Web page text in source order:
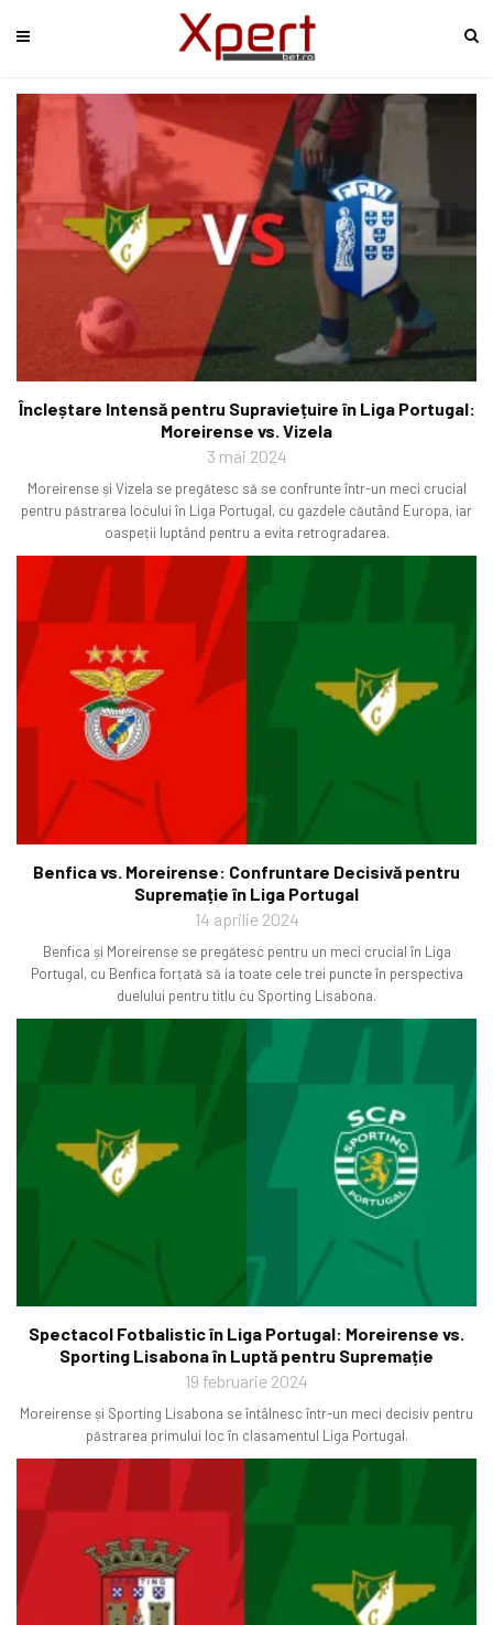
Încleștare Intensă pentru Supraviețuire în Liga Portugal:
Moreirense vs. Vizela
3 mai 2024
Moreirense și Vizela se pregătesc să se confrunte într-un meci crucial
pentru păstrarea locului în Liga Portugal, cu gazdele căutând Europa, iar
oaspeții luptând pentru a evita retrogradarea.
Benfica vs. Moreirense: Confruntare Decisivă pentru
Supremație în Liga Portugal
14 aprilie 2024
Benfica și Moreirense se pregătesc pentru un meci crucial în Liga
Portugal, cu Benfica forțată să ia toate cele trei puncte în perspectiva
duelului pentru titlu cu Sporting Lisabona.
Spectacol Fotbalistic în Liga Portugal: Moreirense vs.
Sporting Lisabona în Luptă pentru Supremație
19 februarie 2024
Moreirense și Sporting Lisabona se întâlnesc într-un meci decisiv pentru
păstrarea primului loc în clasamentul Liga Portugal.